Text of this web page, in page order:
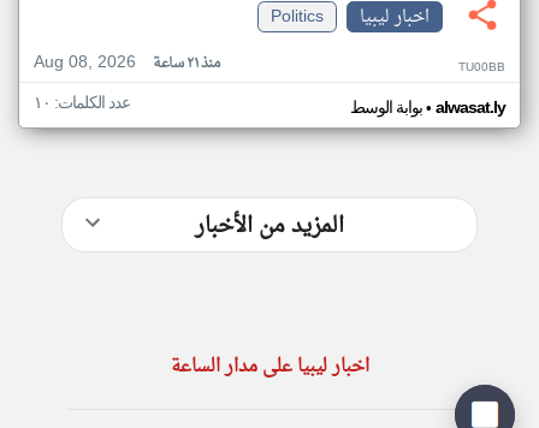
اخبار ليبيا
Politics
Aug 08, 2026
منذ ٢١ ساعة TU00BB
بوابة الوسط• alwasat.ly عدد الكلمات: ١٠
المزيد من الأخبار
اخبار ليبيا على مدار الساعة